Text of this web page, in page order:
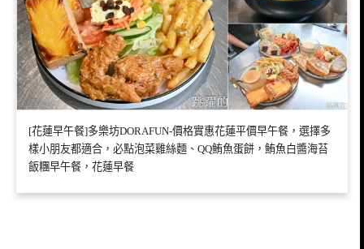
[花蓮早午餐]多樂坊DORAFUN-價格實惠花蓮平價早午餐，選擇多
樣小朋友都適合，必點泡菜雞絲麵、QQ鮪魚蛋餅，鮪魚白醬海苔
飯糰早午餐，花蓮早餐